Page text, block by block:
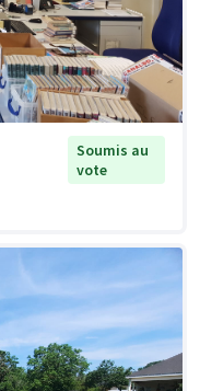
Soumis au
vote